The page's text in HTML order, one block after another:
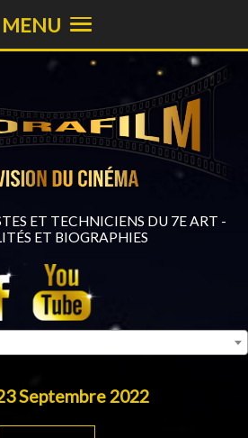
ET TECHNICIENS DU 7E ART -
ET BIOGRAPHIES
MENU
Septembre 2022